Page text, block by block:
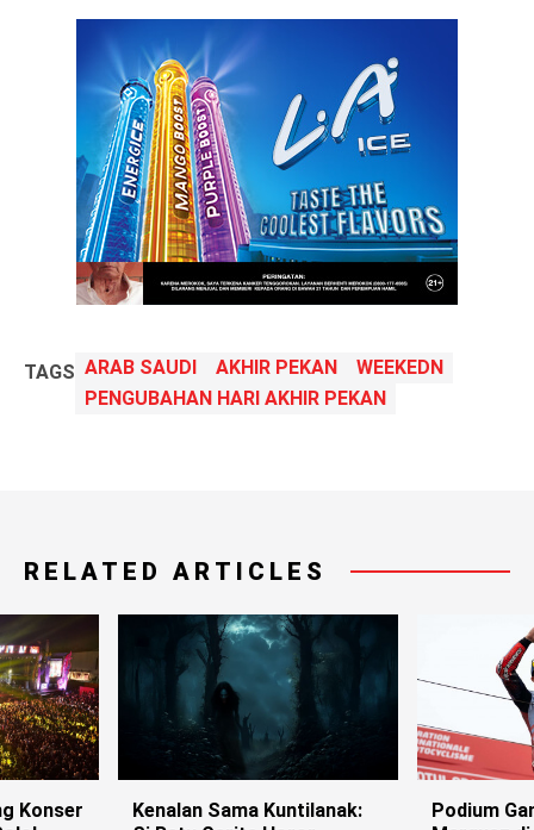
TAGS ARAB SAUDI AKHIR PEKAN
WEEKEDN
PENGUBAHAN HARI AKHIR PEKAN
RELATED ARTICLES
Konser
Kenalan Sama Kuntilanak:
Podium